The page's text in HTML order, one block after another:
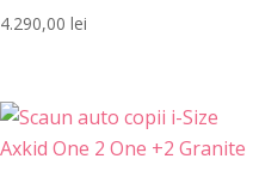
4.290,00 lei